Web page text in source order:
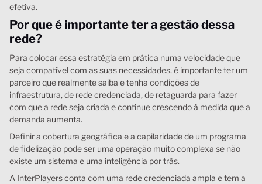
efetiva.
Por que é importante ter a gestão dessa
rede?
Para colocar essa estratégia em prática numa velocidade que
seja compatível com as suas necessidades, é importante ter um
parceiro que realmente saiba e tenha condições de
infraestrutura, de rede credenciada, de retaguarda para fazer
com que a rede seja criada e continue crescendo à medida que a
demanda aumenta.
Definir a cobertura geográfica e a capilaridade de um programa
de fidelização pode ser uma operação muito complexa se não
existe um sistema e uma inteligência por trás.
A InterPlayers conta com uma rede credenciada ampla e tem a